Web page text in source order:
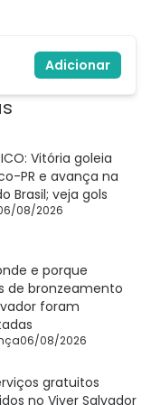
Adicionar
Vitória goleia
PR e avança na
Brasil; veja gols
08/2026
e porque
de bronzeamento
foram
06/08/2026
gratuitos
no Viver Salvador